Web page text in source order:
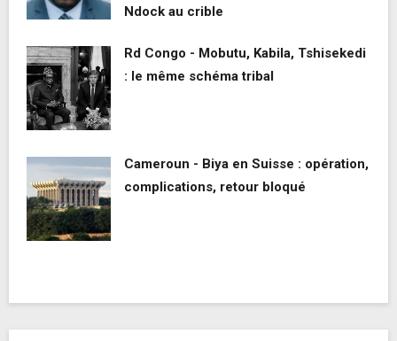
Ndock au crible
Rd Congo - Mobutu, Kabila, Tshisekedi
: le même schéma tribal
Cameroun - Biya en Suisse : opération,
complications, retour bloqué